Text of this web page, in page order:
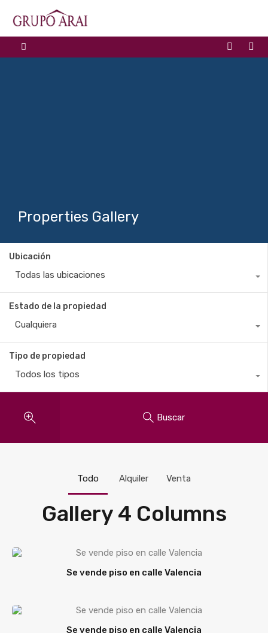
Properties Gallery
Ubicación
Todas las ubicaciones
Estado de la propiedad
Cualquiera
Tipo de propiedad
Todos los tipos
Buscar
Gallery 4 Columns
Todo Alquiler Venta
Se vende piso en calle Valencia
Se vende piso en calle Valencia